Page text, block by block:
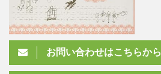
お問い合わせはこちらから